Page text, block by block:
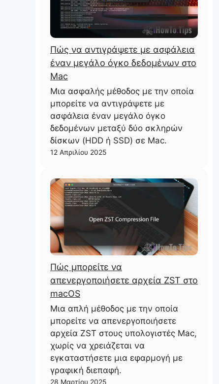
Πώς να αντιγράψετε με ασφάλεια
έναν μεγάλο όγκο δεδομένων στο
Mac
Μια ασφαλής μέθοδος με την οποία
μπορείτε να αντιγράψετε με
ασφάλεια έναν μεγάλο όγκο
δεδομένων μεταξύ δύο σκληρών
δίσκων (HDD ή SSD) σε Mac.
12 Απριλίου 2025
Πώς μπορείτε να
απενεργοποιήσετε αρχεία ZST στο
macOS
Μια απλή μέθοδος με την οποία
μπορείτε να απενεργοποιήσετε
αρχεία ZST στους υπολογιστές Mac,
χωρίς να χρειάζεται να
εγκαταστήσετε μια εφαρμογή με
γραφική διεπαφή.
28 Μαρτίου 2025